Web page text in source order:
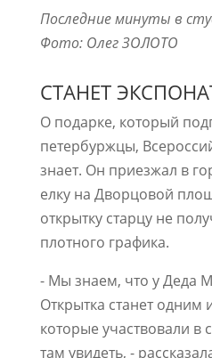
Последние минуты в
Фото: Олег ЗОЛОТО
СТАНЕТ
О подарке, который
петербуржцы,
знает. Он приезжал в
елку на Дворцовой
открытку старцу не
плотного графика.
- Мы знаем, что у Деда
Открытка станет одним
которые участвовали в
там увидеть, -